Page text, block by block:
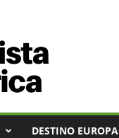
DESTINO EUROPA